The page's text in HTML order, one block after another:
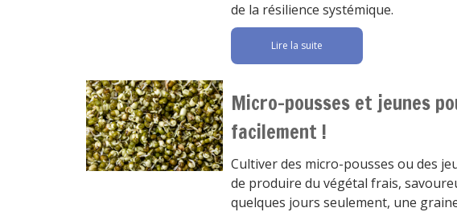
de la résilience systémique.
Lire la suite
Micro-pousses et jeunes
facilement !
Cultiver des micro-pousses ou des
de produire du végétal frais,
quelques jours seulement, une